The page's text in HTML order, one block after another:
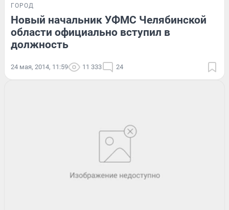
ГОРОД
Новый начальник УФМС Челябинской
области официально вступил в
должность
24 мая, 2014, 11:59 11 333 24